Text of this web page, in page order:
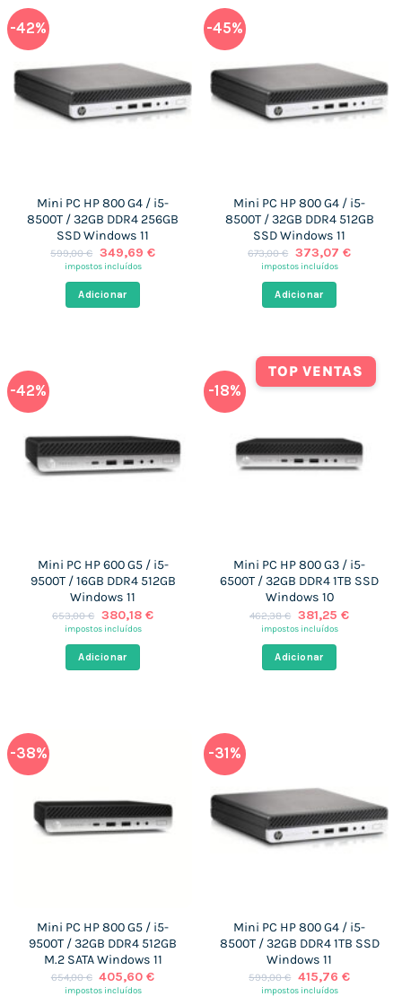
-42%
Mini PC HP 800 G4 / i5-
8500T / 32GB DDR4 256GB
SSD Windows 11
599,00€ O
preço
era:
599,00 €.
349,69 €O
impostos incluídos
Adicionar
-45%
Mini PC HP 800 G4 / i5-
8500T / 32GB DDR4 512GB
SSD Windows 11
673,00€ O
preço
era:
673,00 €.
373,07 €O
impostos incluídos
Adicionar
-42%
Mini PC HP 600 G5 / i5-
9500T / 16GB DDR4 512GB
Windows 11
653,00€ O
preço
era:
653,00 €.
380,18 €O
impostos incluídos
Adicionar
-18%
TOP VENTAS
Mini PC HP 800 G3 / i5-
6500T / 32GB DDR4 1TB SSD
Windows 10
462,38€ O
preço
era:
462,38 €.
381,25 €O
impostos incluídos
Adicionar
-38%
Mini PC HP 800 G5 / i5-
9500T / 32GB DDR4 512GB
M.2 SATA Windows 11
654,00€ O
preço
405,60€O
impostos incluídos
-31%
Mini PC HP 800 G4 / i5-
8500T / 32GB DDR4 1TB SSD
Windows 11
599,00€ O
preço
415,76 €O
impostos incluídos